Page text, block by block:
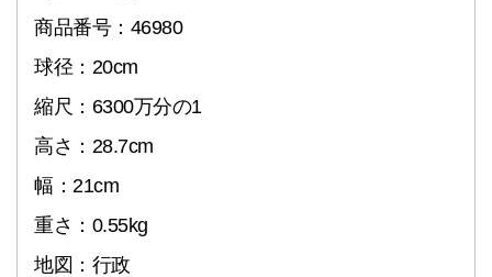
商品番号：46980
球径：20cm
縮尺：6300万分の1
高さ：28.7cm
幅：21cm
重さ：0.55kg
地図：行政